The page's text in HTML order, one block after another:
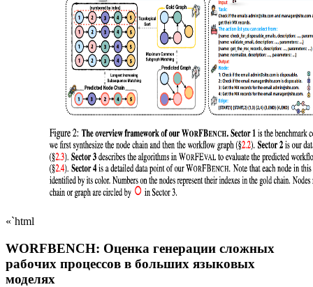
«`html
WORFBENCH: Оценка генерации сложных
рабочих процессов в больших языковых
моделях